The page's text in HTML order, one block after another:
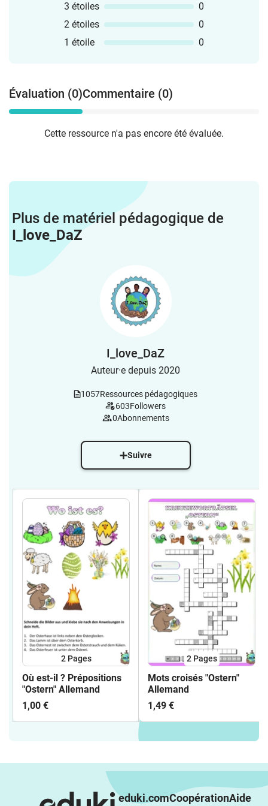
3 étoiles
0
2 étoiles
0
1 étoile
0
Évaluation (0)Commentaire (0)
Cette ressource n'a pas encore été évaluée.
Plus de matériel pédagogique de
I_love_DaZ
I_love_DaZ
Auteur·e depuis 2020
1057Ressources pédagogiques
603Followers
0Abonnements
Suivre
2 Pages
Où est-il ? Prépositions
"Ostern" Allemand
1,00 €
2 Pages
Mots croisés "Ostern"
Allemand
1,49 €
eduki.comCoopérationAide